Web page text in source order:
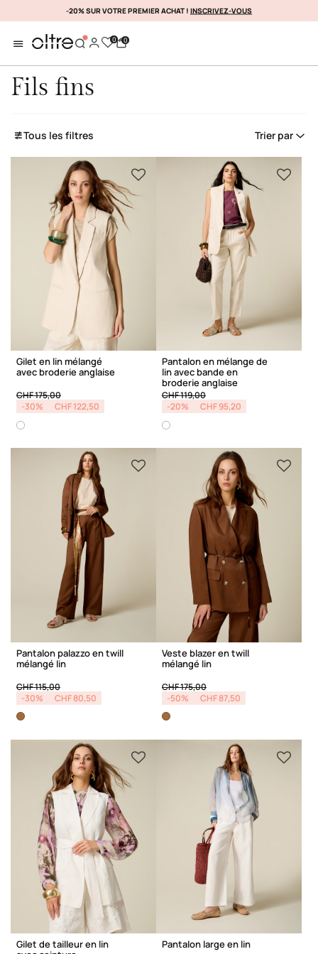
DÉCOUVREZ ENCORE PLUS
-20% SUR VOTRE PREMIER ACHAT ! INSCRIVEZ-VOUS
0 0
Fils fins
Tous les filtres Trier par
Gilet en lin mélangé
avec broderie anglaise
Price reduced from
CHF 175,00to
-30%
CHF 122,50
Pantalon en mélange de
lin avec bande en
broderie anglaise
Price reduced from
CHF 119,00to
-20%
CHF 95,20
Pantalon palazzo en twill
mélangé lin
Price reduced from
CHF 115,00to
-30%
CHF 80,50
Veste blazer en twill
mélangé lin
Price reduced from
CHF 175,00to
-50%
CHF 87,50
Gilet de tailleur en lin
Pantalon large en lin